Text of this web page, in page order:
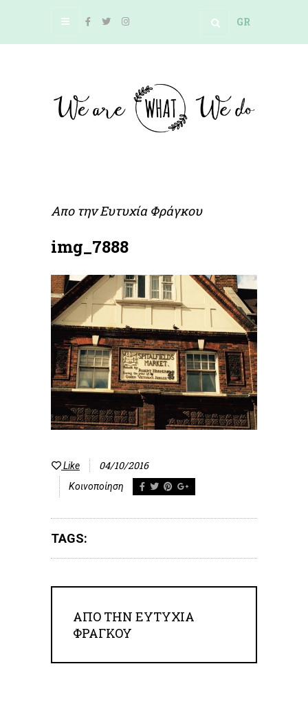
GR
Απο τηνΕυτυχία Φράγκου
img_7888
Like 04/10/2016
Κοινοποίηση
TAGS:
ΑΠΟ ΤΗΝ ΕΥΤΥΧΊΑ
ΦΡΆΓΚΟΥ